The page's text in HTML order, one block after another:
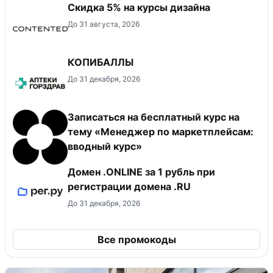
Скидка 5% на курсы дизайна
До 31 августа, 2026
КОПИБАЛЛЫ
До 31 декабря, 2026
Записаться на бесплатный курс на
тему «Менеджер по маркетплейсам:
вводный курс»
Домен .ONLINE за 1 рубль при
регистрации домена .RU
До 31 декабря, 2026
Все промокоды